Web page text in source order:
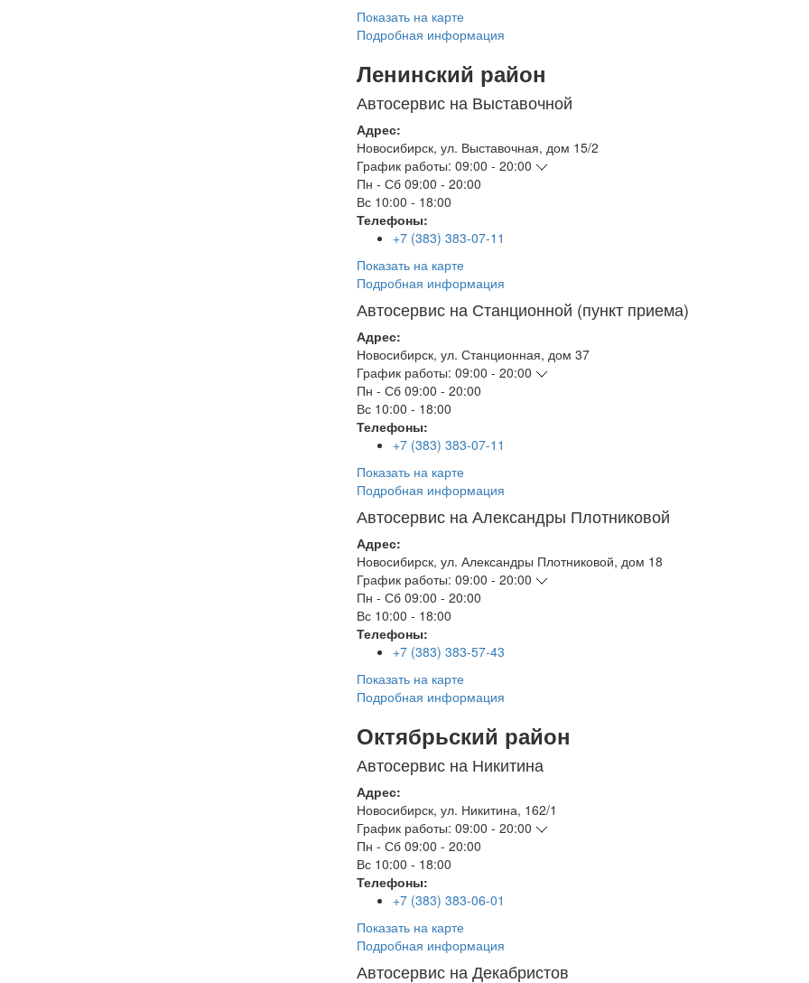
Показать на карте
Подробная информация
Ленинский район
Автосервис на Выставочной
Адрес:
Новосибирск, ул. Выставочная, дом 15/2
График работы: 09:00 - 20:00
Пн - Сб 09:00 - 20:00
Вс 10:00 - 18:00
Телефоны:
+7 (383) 383-07-11
Показать на карте
Подробная информация
Автосервис на Станционной (пункт приема)
Адрес:
Новосибирск, ул. Станционная, дом 37
График работы: 09:00 - 20:00
Пн - Сб 09:00 - 20:00
Вс 10:00 - 18:00
Телефоны:
+7 (383) 383-07-11
Показать на карте
Подробная информация
Автосервис на Александры Плотниковой
Адрес:
Новосибирск, ул. Александры Плотниковой, дом 18
График работы: 09:00 - 20:00
Пн - Сб 09:00 - 20:00
Вс 10:00 - 18:00
Телефоны:
+7 (383) 383-57-43
Показать на карте
Подробная информация
Октябрьский район
Автосервис на Никитина
Адрес:
Новосибирск, ул. Никитина, 162/1
График работы: 09:00 - 20:00
Пн - Сб 09:00 - 20:00
Вс 10:00 - 18:00
Телефоны:
+7 (383) 383-06-01
Показать на карте
Подробная информация
Автосервис на Декабристов